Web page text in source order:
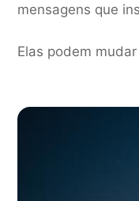
mensagens que
Elas podem